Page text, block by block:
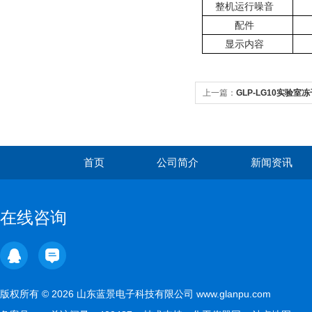
整机运行噪音
配件
显示内容
上一篇： GLP-LG10实验室冻
首页 公司简介 新闻资讯
在线咨询
版权所有 © 2026 山东蓝景电子科技有限公司 www.glanpu.com